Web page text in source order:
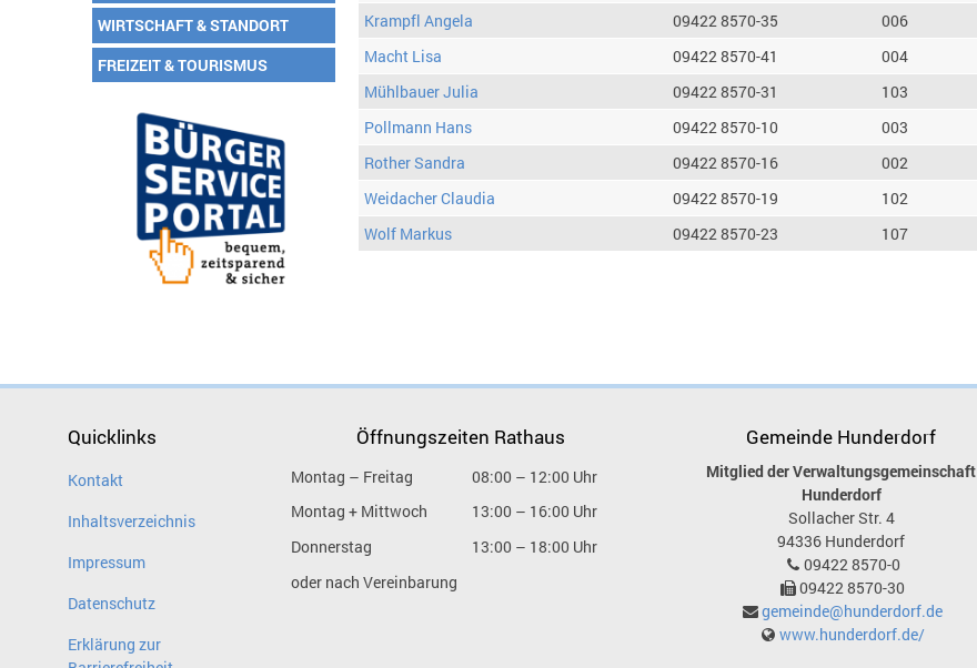
WIRTSCHAFT & STANDORT
FREIZEIT & TOURISMUS
Krampfl Angela
09422 8570-35 006
Macht Lisa
09422 8570-41 004
Mühlbauer Julia
09422 8570-31 103
Pollmann Hans
09422 8570-10 003
Rother Sandra
09422 8570-16 002
Weidacher Claudia
09422 8570-19 102
Wolf Markus
09422 8570-23 107
Quicklinks
Kontakt
Inhaltsverzeichnis
Impressum
Datenschutz
Erklärung zur
Öffnungszeiten Rathaus
Montag – Freitag
08:00 – 12:00 Uhr
Montag + Mittwoch
13:00 – 16:00 Uhr
Donnerstag
13:00 – 18:00 Uhr
oder nach Vereinbarung
Gemeinde Hunderdorf
Mitglied der Verwaltungsgemeinschaft
Hunderdorf
Sollacher Str. 4
94336 Hunderdorf
09422 8570-0
09422 8570-30
gemeinde@hunderdorf.de
www.hunderdorf.de/